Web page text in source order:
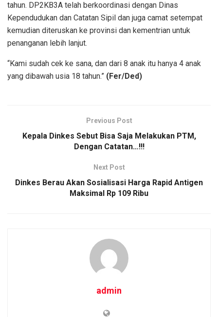
tahun. DP2KB3A telah berkoordinasi dengan Dinas
Kependudukan dan Catatan Sipil dan juga camat setempat
kemudian diteruskan ke provinsi dan kementrian untuk
penanganan lebih lanjut.
“Kami sudah cek ke sana, dan dari 8 anak itu hanya 4 anak
yang dibawah usia 18 tahun.” (Fer/Ded)
Previous Post
Kepala Dinkes Sebut Bisa Saja Melakukan PTM,
Dengan Catatan…!!!
Next Post
Dinkes Berau Akan Sosialisasi Harga Rapid Antigen
Maksimal Rp 109 Ribu
admin